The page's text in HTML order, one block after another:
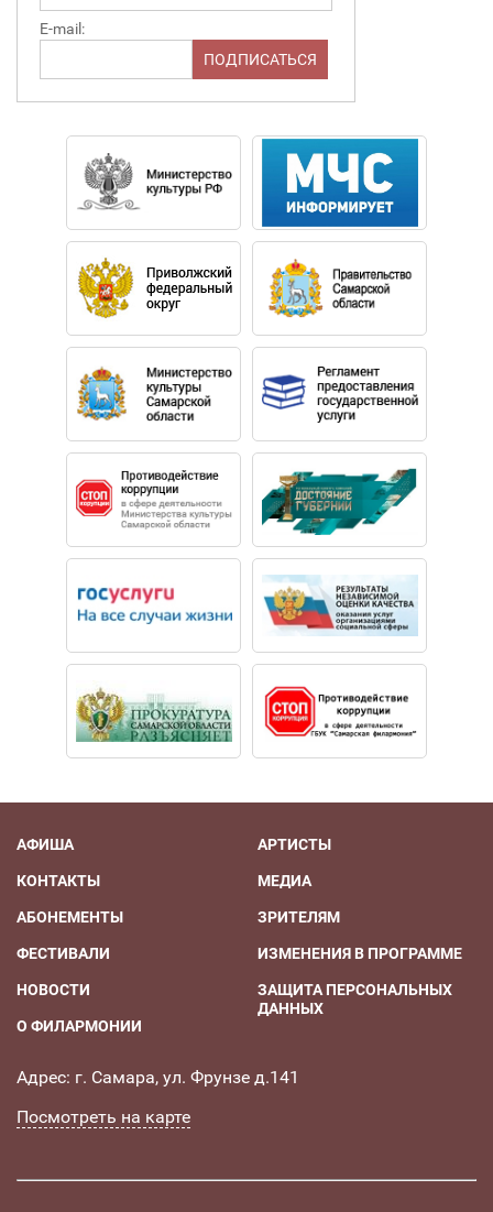
E-mail:
АФИША
КОНТАКТЫ
АБОНЕМЕНТЫ
ФЕСТИВАЛИ
НОВОСТИ
О ФИЛАРМОНИИ
АРТИСТЫ
МЕДИА
ЗРИТЕЛЯМ
ИЗМЕНЕНИЯ В ПРОГРАММЕ
ЗАЩИТА ПЕРСОНАЛЬНЫХ
ДАННЫХ
Адрес: г. Самара, ул. Фрунзе д.141
Посмотреть на карте